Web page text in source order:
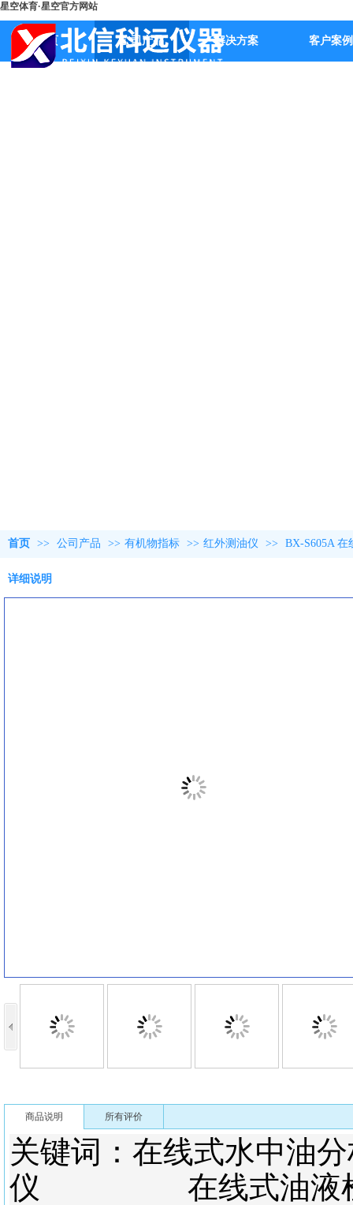
星空体育·星空官方网站
首页 公司产品 解决方案 客户案例
首页 >> 公司产品 >> 有机物指标 >> 红外测油仪 >> BX-S605A
详细说明
商品说明 所有评价
关键词：在线式
仪 在线式油液检